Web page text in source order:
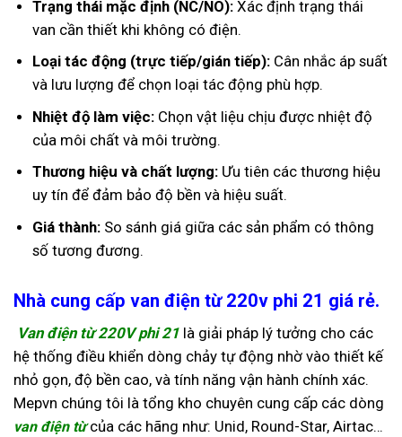
Trạng thái mặc định (NC/NO):Xác định trạng thái
van cần thiết khi không có điện.
Loại tác động (trực tiếp/gián tiếp):Cân nhắc áp suất
và lưu lượng để chọn loại tác động phù hợp.
Nhiệt độ làm việc:Chọn vật liệu chịu được nhiệt độ
của môi chất và môi trường.
Thương hiệu và chất lượng:Ưu tiên các thương hiệu
uy tín để đảm bảo độ bền và hiệu suất.
Giá thành:So sánh giá giữa các sản phẩm có thông
số tương đương.
Nhà cung cấp van điện từ 220v phi 21 giá rẻ.
Van điện từ 220V phi 21 là giải pháp lý tưởng cho các
hệ thống điều khiển dòng chảy tự động nhờ vào thiết kế
nhỏ gọn, độ bền cao, và tính năng vận hành chính xác.
Mepvn chúng tôi là tổng kho chuyên cung cấp các dòng
van điện từcủa các hãng như: Unid, Round-Star, Airtac…